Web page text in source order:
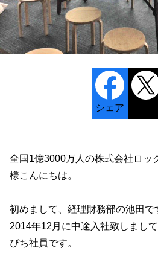
シェア
全国1億3000万人の株式会社ロッ
様こんにちは。
初めまして、経理財務部の池田で
2014年12月に中途入社致しまし
ぴち社員です。